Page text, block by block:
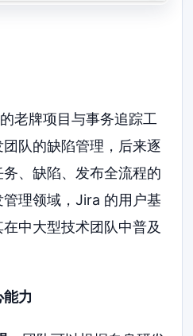
老牌项目与事务追踪工
队的缺陷管理，后来逐
、缺陷、发布全流程的
理领域，Jira 的用户基
中大型技术团队中普及
力